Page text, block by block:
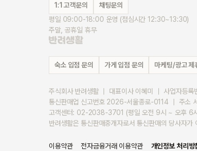
1:1 고객문의
채팅문의
평일 09:00-18:00 운영 (점심시간 12:30~13:30)
주말, 공휴일 휴무
숙소 입점 문의 가게 입점 문의 마케팅/광고 제
주식회사 반려생활 ｜ 대표이사 이혜미 ｜ 사업자
통신판매업 신고번호 2026-서울종로-0114 ｜ 주
고객센터: 02-2038-3701 (평일 오전 9시 ~ 오후 6
반려생활은 통신판매중개자로서 통신판매의 당사자
이용약관 전자금융거래 이용약관 개인정보 처리방